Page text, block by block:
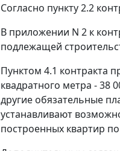
Согласно пункту 2.2
В приложении N 2 к
подлежащей
Пунктом 4.1 контракта
квадратного метра - 38
другие обязательные
устанавливают
построенных квартир